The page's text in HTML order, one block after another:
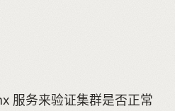
服务来验证集群是否正常